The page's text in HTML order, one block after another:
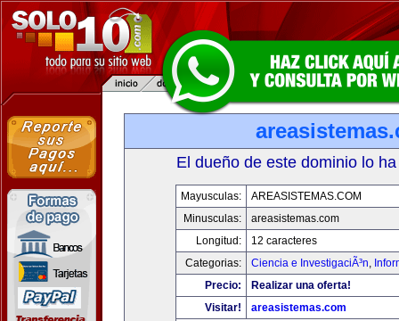
El dueño de este dominio lo
Mayusculas:
AREASISTEMAS.COM
Minusculas:
areasistemas.com
Longitud:
12 caracteres
Categorias:
Ciencia e InvestigaciÃ³n,
Precio:
Realizar una oferta!
Visitar!
areasistemas.com